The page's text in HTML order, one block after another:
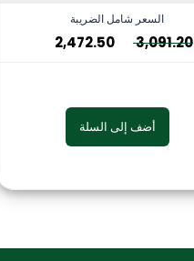
السعر شامل الضريبة
3,091.20
2,472.50
أضف إلى السلة